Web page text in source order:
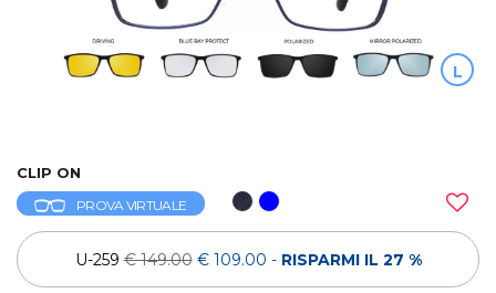
L
CLIP ON
PROVA VIRTUALE
U-259€ 149.00 € 109.00 - RISPARMI IL 27 %